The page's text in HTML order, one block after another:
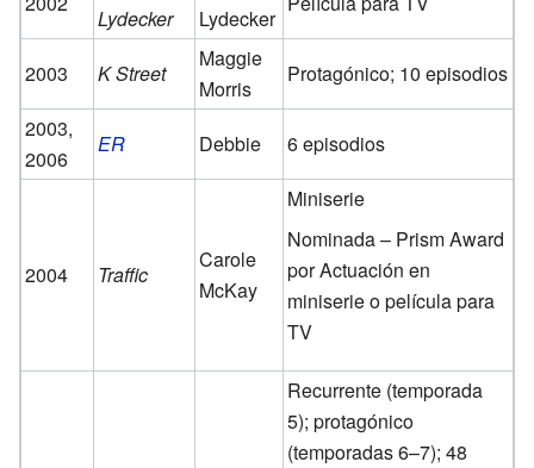
Lydecker
Lydecker
2003 K Street
Maggie
Morris
Protagónico; 10 episodios
2003,
2006
ER Debbie 6 episodios
2004 Traffic
Carole
McKay
Miniserie
Nominada – Prism Award
por Actuación en
miniserie o película para
TV
Recurrente (temporada
5); protagónico
(temporadas 6–7); 48